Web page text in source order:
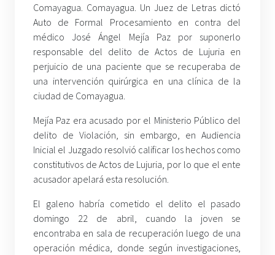
Comayagua. Comayagua. Un Juez de Letras dictó
Auto de Formal Procesamiento en contra del
médico José Ángel Mejía Paz por suponerlo
responsable del delito de Actos de Lujuria en
perjuicio de una paciente que se recuperaba de
una intervención quirúrgica en una clínica de la
ciudad de Comayagua.
Mejía Paz era acusado por el Ministerio Público del
delito de Violación, sin embargo, en Audiencia
Inicial el Juzgado resolvió calificar los hechos como
constitutivos de Actos de Lujuria, por lo que el ente
acusador apelará esta resolución.
El galeno habría cometido el delito el pasado
domingo 22 de abril, cuando la joven se
encontraba en sala de recuperación luego de una
operación médica, donde según investigaciones,